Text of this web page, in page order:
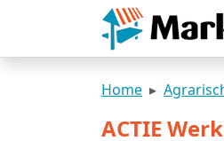
Home
ACTIE